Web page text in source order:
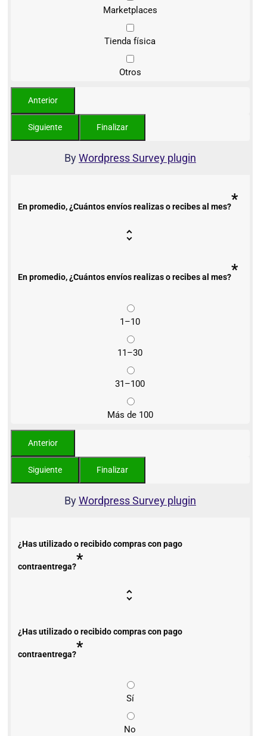
Marketplaces
Tienda física
Otros
ByWordpress Survey plugin
En promedio, ¿Cuántos envíos realizas o recibes al mes?*
En promedio, ¿Cuántos envíos realizas o recibes al mes?*
1–10
11–30
31–100
Más de 100
ByWordpress Survey plugin
¿Has utilizado o recibido compras con pago
contraentrega?*
¿Has utilizado o recibido compras con pago
contraentrega?*
Sí
No